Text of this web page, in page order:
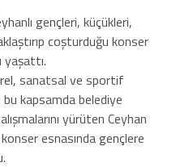
gençleri, küçükleri,
coşturduğu konser
yaşattı.
sanatsal ve sportif
kapsamda belediye
yürüten Ceyhan
esnasında gençlere